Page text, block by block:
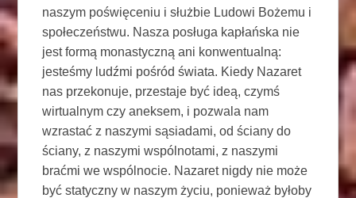
naszym poświęceniu i służbie Ludowi Bożemu i
społeczeństwu. Nasza posługa kapłańska nie
jest formą monastyczną ani konwentualną:
jesteśmy ludźmi pośród świata. Kiedy Nazaret
nas przekonuje, przestaje być ideą, czymś
wirtualnym czy aneksem, i pozwala nam
wzrastać z naszymi sąsiadami, od ściany do
ściany, z naszymi wspólnotami, z naszymi
braćmi we wspólnocie. Nazaret nigdy nie może
być statyczny w naszym życiu, ponieważ byłoby